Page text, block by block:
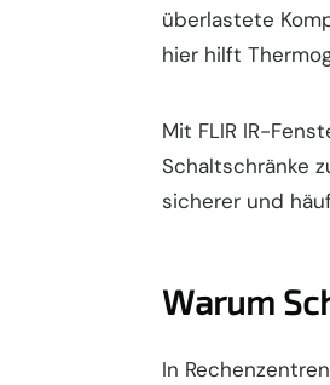
überlastete
hier hilft
Mit FLIR IR-
Schaltschränke
sicherer und
Warum
In